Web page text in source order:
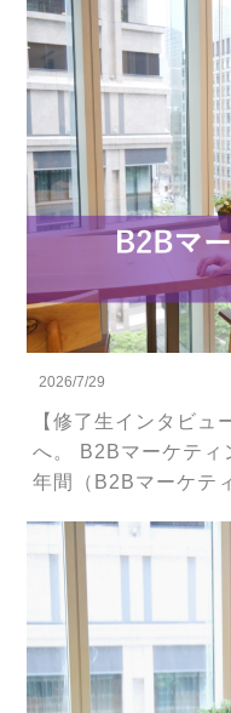
2026/7/29
【修了生インタビュ
へ。 B2Bマーケティ
年間（B2Bマーケテ